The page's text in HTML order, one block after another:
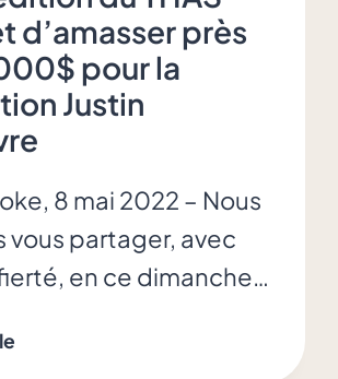
d’amasser près
pour la
Justin
8 mai 2022 – Nous
vous partager, avec
en ce dimanche…